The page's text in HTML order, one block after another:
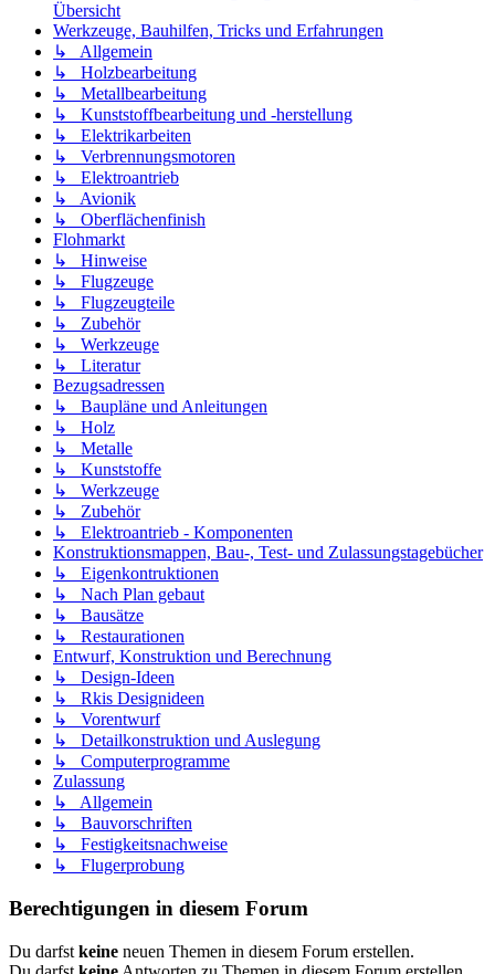
Übersicht
Werkzeuge, Bauhilfen, Tricks und Erfahrungen
↳ Allgemein
↳ Holzbearbeitung
↳ Metallbearbeitung
↳ Kunststoffbearbeitung und -herstellung
↳ Elektrikarbeiten
↳ Verbrennungsmotoren
↳ Elektroantrieb
↳ Avionik
↳ Oberflächenfinish
Flohmarkt
↳ Hinweise
↳ Flugzeuge
↳ Flugzeugteile
↳ Zubehör
↳ Werkzeuge
↳ Literatur
Bezugsadressen
↳ Baupläne und Anleitungen
↳ Holz
↳ Metalle
↳ Kunststoffe
↳ Werkzeuge
↳ Zubehör
↳ Elektroantrieb - Komponenten
Konstruktionsmappen, Bau-, Test- und Zulassungstagebücher
↳ Eigenkontruktionen
↳ Nach Plan gebaut
↳ Bausätze
↳ Restaurationen
Entwurf, Konstruktion und Berechnung
↳ Design-Ideen
↳ Rkis Designideen
↳ Vorentwurf
↳ Detailkonstruktion und Auslegung
↳ Computerprogramme
Zulassung
↳ Allgemein
↳ Bauvorschriften
↳ Festigkeitsnachweise
↳ Flugerprobung
Berechtigungen in diesem Forum
Du darfst keine neuen Themen in diesem Forum erstellen.